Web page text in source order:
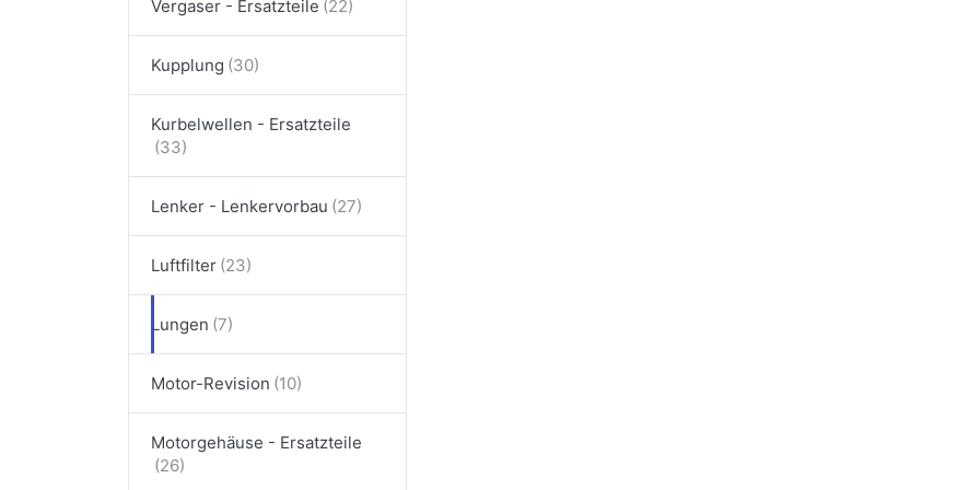
Vergaser - Ersatzteile
Kupplung
Kurbelwellen - Ersatzteile
Lenker - Lenkervorbau
Luftfilter
Lungen
Motor-Revision
Motorgehäuse - Ersatzteile